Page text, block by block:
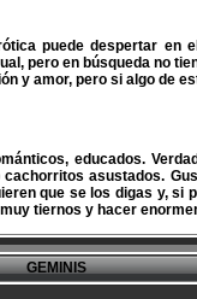
puede despertar en
pero en búsqueda no
y amor, pero si algo de
educados.
asustados.
que se los digas y, si
tiernos y hacer
GEMINIS